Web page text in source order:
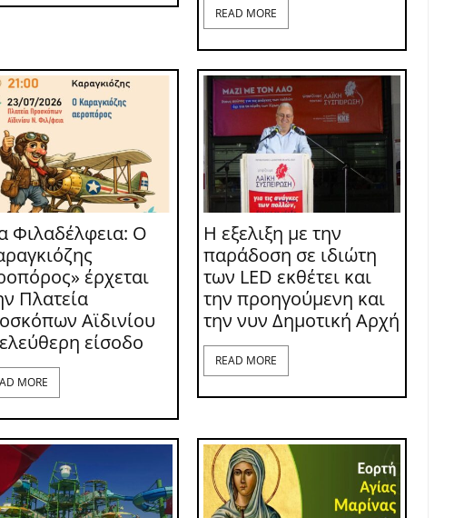
READ MORE
Φιλαδέλφεια: Ο
έρχεται
Πλατεία
Αϊδινίου
είσοδο
MORE
Η εξελιξη με την
παράδοση σε ιδιώτη
των LED εκθέτει και
την προηγούμενη και
την νυν Δημοτική Αρχή
READ MORE